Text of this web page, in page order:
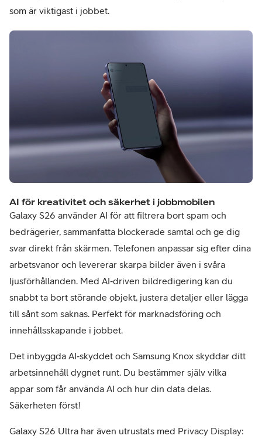
som är viktigast i jobbet.
AI för kreativitet och säkerhet i jobbmobilen
Galaxy S26 använder AI för att filtrera bort spam och
bedrägerier, sammanfatta blockerade samtal och ge dig
svar direkt från skärmen. Telefonen anpassar sig efter dina
arbetsvanor och levererar skarpa bilder även i svåra
ljusförhållanden. Med AI‑driven bildredigering kan du
snabbt ta bort störande objekt, justera detaljer eller lägga
till sånt som saknas. Perfekt för marknadsföring och
innehållsskapande i jobbet.
Det inbyggda AI‑skyddet och Samsung Knox skyddar ditt
arbetsinnehåll dygnet runt. Du bestämmer själv vilka
appar som får använda AI och hur din data delas.
Säkerheten först!
Galaxy S26 Ultra har även utrustats med Privacy Display: